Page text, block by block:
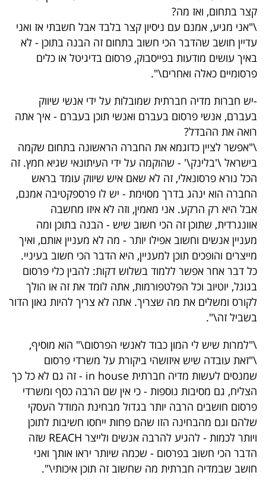
קצר בתחום, ואז מה?
\"אני מגיע, אמנם עם ניסיון קצר בלבד אבל חשבתי אז ואני
עדיין חושב שהדבר הכי חשוב בתחום זה הבנה בתוכן - לא
באיך עושים מודעות בפייסבוק, פרסום בדיגיטל או כלים
פרסומיים כאלה ואחרים\".
-יש חברות מדיה חברתית שמובלות על ידי אנשי שיווק
בעברם, אנשי פרסום בעברם ואנשי תוכן בעברם - איך אתה
רואה את ההבדל?
\"אפשר לציין כדוגמא את החברה הראשונה בתחום שקמה
בישראל \'בלינק\' - שהוקמה על ידי העיתונאי שגיא חמץ. זה
הכל נורא פרסונאלי, זה לא שאם איש שיווק עומד בראש
החברה הוא ינהג בדרך מסוימת - יש לו פרספקטיבה אמנם,
אבל היא רק הרקע. אני מאמין, וזה לא איזו מחשבה
אוונגרדית, שתוכן זה הכי חשוב שיש - הבנה בתוכן ומה
מעניין אנשים וחשוב אפילו יותר - מה לא מעניין אותם, ואיך
מייצרים והופכים תוכן למעניין, היא הדבר הכי חשוב בעיניי.
כל דבר אחר אפשר ללמוד בשלוש דקות: להבין כלי פרסום
בגוגל, יוטיוב וכל הפלטפורמות, אתה לומד את זה או הולך
לקורס ומשלים את מה שצריך. אתה לא צריך להיות גאון הדור
בשביל זה\".
\"למרות שיש לי המון כבוד לאנשי הפרסום\" הוא מוסיף,
\"זאת עובדה שיש איזושהי ביקורת על משרדי פרסום
שמנסים לעשות מדיה חברתית in house - זה גם לא כל כך
הצליח, גם מסיבות נוספות - כי אין שם הרבה כסף ומשרדי
פרסום חושבים הרבה יותר בגדול מבחינת המודל העסקי
שלהם וגם מהבחינה הזו שהם פחות ייחסו חשיבות לתוכן
ויותר לכמות - להגיע להרבה אנשים ולייצר REACH שזה
הדבר הכי חשוב בפרסום - שכמה שיותר יראו אותך ואני
חושב שבמדיה חברתית מה שחשוב זה תוכן איכותי\".